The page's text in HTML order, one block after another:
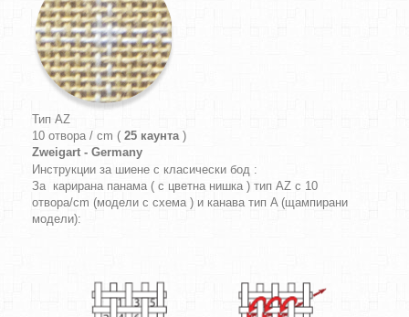
Тип AZ
10 отвора / cm ( 25 каунта)
Zweigart - Germany
Инструкции за шиене с класически бод :
За карирана панама ( с цветна нишка ) тип AZ с 10
отвора/cm (модели с схема ) и канава тип A (щампирани
модели):